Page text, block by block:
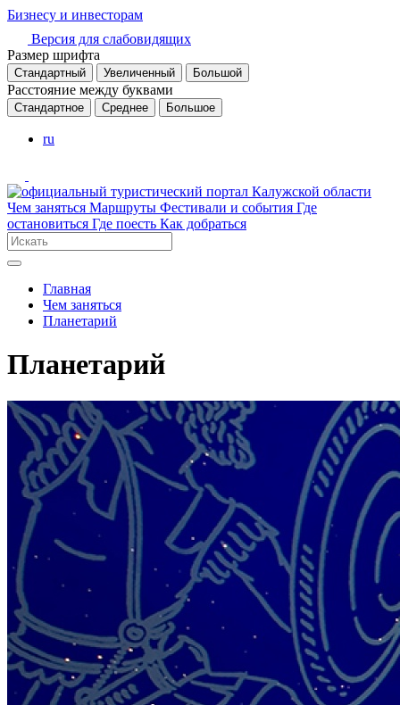
Бизнесу и инвесторам
Версия для слабовидящих
Размер шрифта
Стандартный Увеличенный Большой
Расстояние между буквами
Стандартное Среднее Большое
ru
Чем заняться Маршруты Фестивали и события Где
остановиться Где поесть Как добраться
Главная
Чем заняться
Планетарий
Планетарий